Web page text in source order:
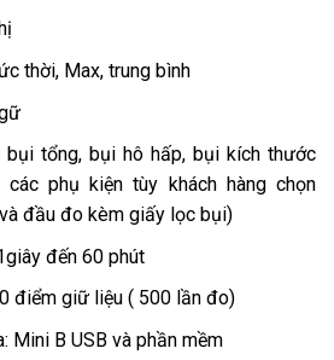
thời, Max, trung bình
tổng, bụi hô hấp, bụi kích thước
các phụ kiện tùy khách hàng chọn
đầu đo kèm giấy lọc bụi)
đến 60 phút
điểm giữ liệu ( 500 lần đo)
Mini B USB và phần mềm